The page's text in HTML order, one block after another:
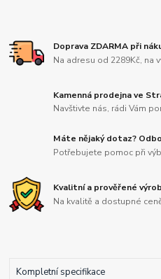
Doprava ZDARMA při
Na adresu od 2289Kč, na
Kamenná prodejna ve
Navštivte nás, rádi Vám
Máte nějaký dotaz?
Potřebujete pomoc při
Kvalitní a prověřené
Na kvalitě a dostupné
Kompletní specifikace